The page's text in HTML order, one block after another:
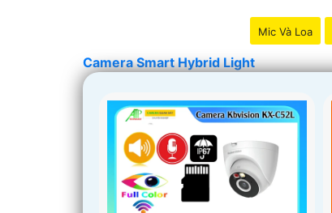
Mic Và Loa
Camera Smart Hybrid Light